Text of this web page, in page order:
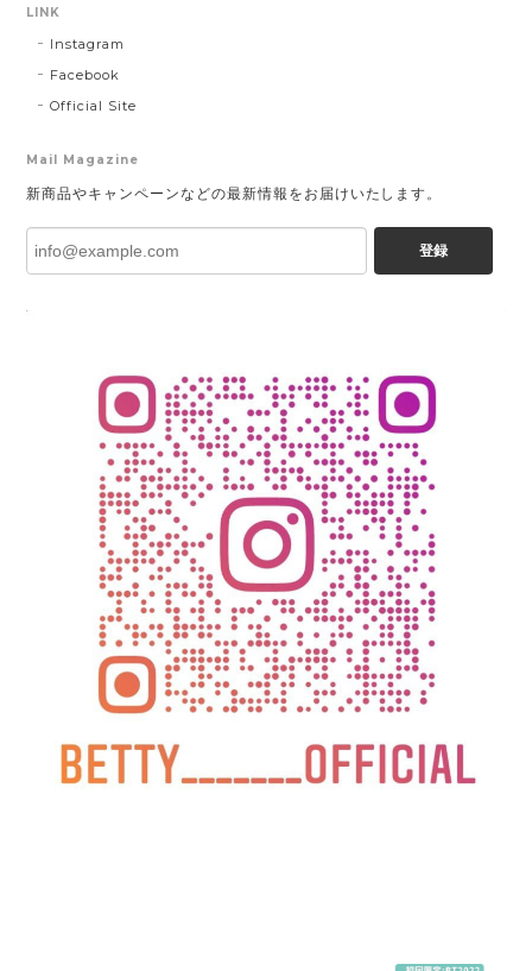
LINK
Instagram
Facebook
Official Site
Mail Magazine
新商品やキャンペーンなどの最新情報をお届けいたします。
登録